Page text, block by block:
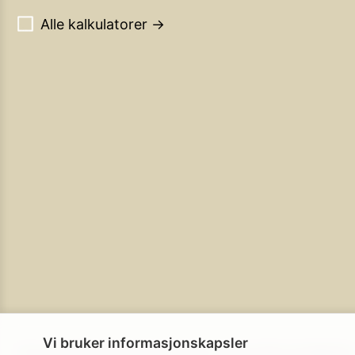
Alle kalkulatorer →
PersonvernBrukerbetingelserCookie-policyCookie-innstillinger
Vi bruker informasjonskapsler